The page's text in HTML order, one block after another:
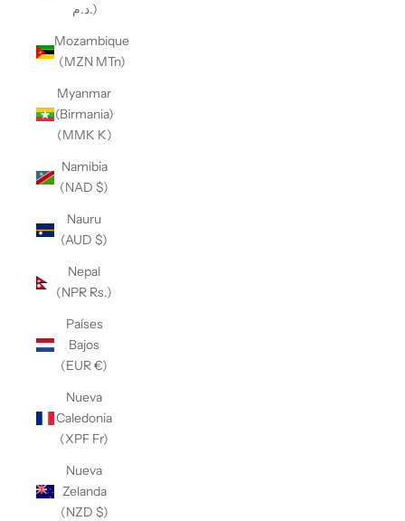
د.م.)
Mozambique
(MZN MTn)
Myanmar
(Birmania)
(MMK K)
Namibia
(NAD $)
Nauru
(AUD $)
Nepal
(NPR Rs.)
Países
Bajos
(EUR €)
Nueva
Caledonia
(XPF Fr)
Nueva
Zelanda
(NZD $)